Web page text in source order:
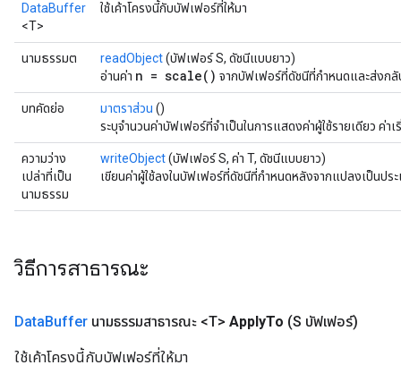
DataBuffer
<T>
ใช้เค้าโครงนี้กับบัฟเฟอร์ที่ให้มา
นามธรรมต readObject(บัฟเฟอร์ S, ดัชนีแบบยาว)
อ่านค่า n = scale() จากบัฟเฟอร์ที่ดัชนีที่กำหนดและส่งกลับ
บทคัดย่อ มาตราส่วน ()
ระบุจำนวนค่าบัฟเฟอร์ที่จำเป็นในการแสดงค่าผู้ใช้รายเดียว ค่า
ความว่าง
เปล่าที่เป็น
นามธรรม
writeObject(บัฟเฟอร์ S, ค่า T, ดัชนีแบบยาว)
เขียนค่าผู้ใช้ลงในบัฟเฟอร์ที่ดัชนีที่กำหนดหลังจากแปลงเป็นปร
วิธีการสาธารณะ
DataBuffer นามธรรมสาธารณะ <T> ApplyTo (S บัฟเฟอร์)
ใช้เค้าโครงนี้กับบัฟเฟอร์ที่ให้มา